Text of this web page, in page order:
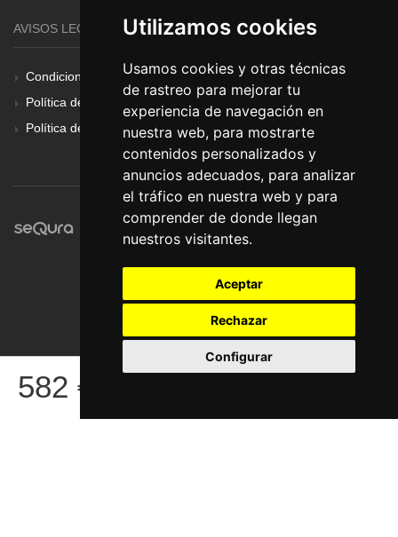
Utilizamos cookies
Usamos cookies y otras técnicas
de rastreo para mejorar tu
experiencia de navegación en
nuestra web, para mostrarte
contenidos personalizados y
anuncios adecuados, para analizar
el tráfico en nuestra web y para
comprender de donde llegan
nuestros visitantes.
Aceptar
Rechazar
Configurar
582 €
AVISOS LEGALES
Condiciones Generales
Política de Cookies
Política de Privacidad
© Pronorte Sonido SL. Todos los derechos reservados.